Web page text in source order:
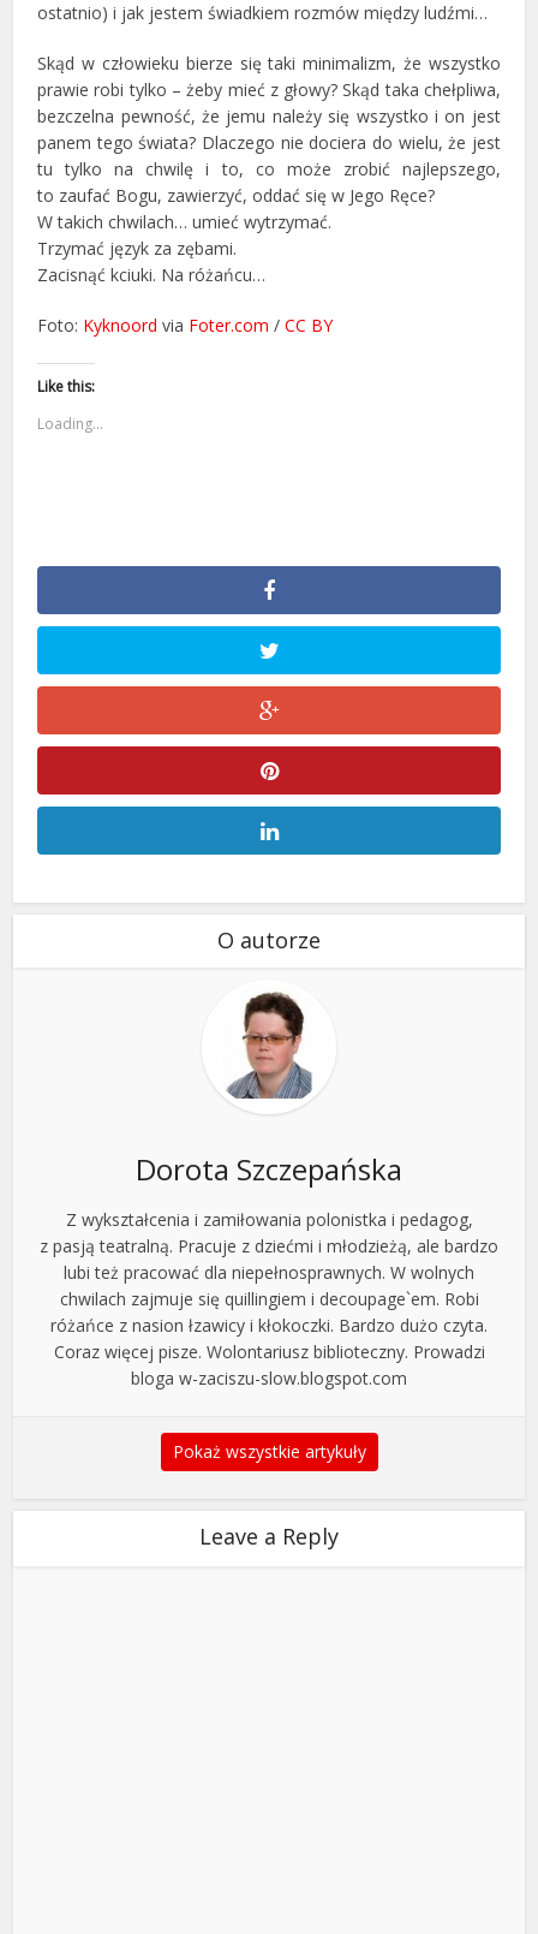
ostatnio) i jak jestem świadkiem rozmów między ludźmi…
Skąd w człowieku bierze się taki minimalizm, że wszystko
prawie robi tylko – żeby mieć z głowy? Skąd taka chełpliwa,
bezczelna pewność, że jemu należy się wszystko i on jest
panem tego świata? Dlaczego nie dociera do wielu, że jest
tu tylko na chwilę i to, co może zrobić najlepszego,
to zaufać Bogu, zawierzyć, oddać się w Jego Ręce?
W takich chwilach… umieć wytrzymać.
Trzymać język za zębami.
Zacisnąć kciuki. Na różańcu…
Foto: Kyknoord via Foter.com /CC BY
Like this:
Loading...
O autorze
Dorota Szczepańska
Z wykształcenia i zamiłowania polonistka i pedagog,
z pasją teatralną. Pracuje z dziećmi i młodzieżą, ale bardzo
lubi też pracować dla niepełnosprawnych. W wolnych
chwilach zajmuje się quillingiem i decoupage`em. Robi
różańce z nasion łzawicy i kłokoczki. Bardzo dużo czyta.
Coraz więcej pisze. Wolontariusz biblioteczny. Prowadzi
bloga w-zaciszu-slow.blogspot.com
Pokaż wszystkie artykuły
Leave a Reply